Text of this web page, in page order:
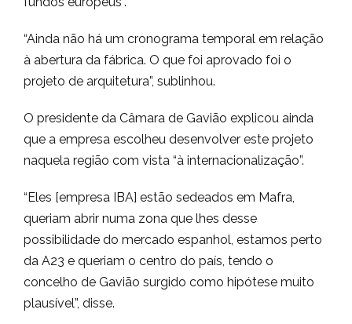
“Ainda não há um cronograma temporal em relação
à abertura da fábrica. O que foi aprovado foi o
projeto de arquitetura”, sublinhou.
O presidente da Câmara de Gavião explicou ainda
que a empresa escolheu desenvolver este projeto
naquela região com vista “à internacionalização”.
“Eles [empresa IBA] estão sedeados em Mafra,
queriam abrir numa zona que lhes desse
possibilidade do mercado espanhol, estamos perto
da A23 e queriam o centro do país, tendo o
concelho de Gavião surgido como hipótese muito
plausível”, disse.